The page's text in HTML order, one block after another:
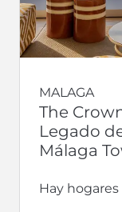
MALAGA
The
Legado
Málaga
Hay